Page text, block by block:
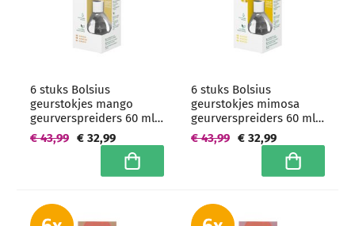
6 stuks Bolsius
geurstokjes mango
geurverspreiders 60 ml -
grootverpakking
€ 32,99
€ 43,99
In winkelwagen
6 stuks Bolsius
geurstokjes mimosa
geurverspreiders 60 ml -
grootverpakking
€ 32,99
€ 43,99
In